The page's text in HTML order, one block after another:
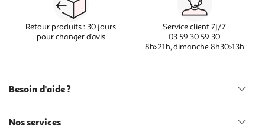
Retour produits : 30 jours
pour changer d’avis
Service client 7j/7
03 59 30 59 30
8h>21h, dimanche 8h30>13h
Besoin d'aide ?
Nos services